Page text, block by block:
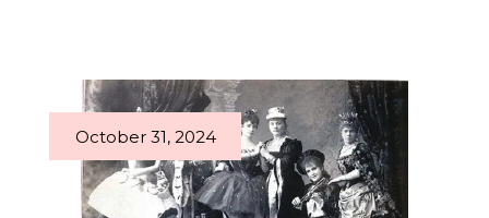
October 31, 2024